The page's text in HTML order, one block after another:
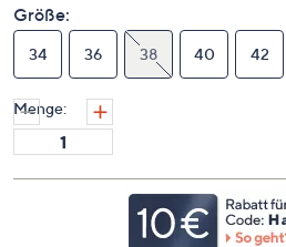
auf
derselben
Seite.
Größe:
34 36 38 40 42
Menge: